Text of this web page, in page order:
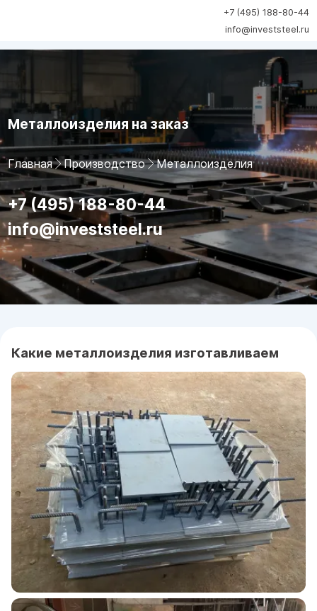
+7 (495) 188-80-44
info@investsteel.ru
Металлоизделия на заказ
Главная Производство Металлоизделия
+7 (495) 188-80-44
info@investsteel.ru
Какие металлоизделия изготавливаем